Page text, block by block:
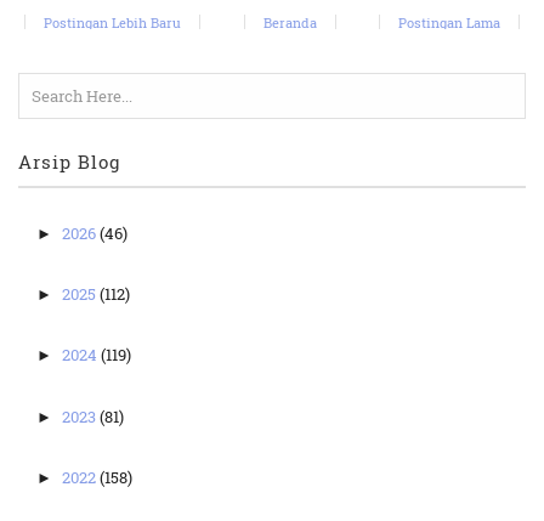
Postingan Lebih Baru Postingan Lama
Beranda
Arsip Blog
► 2026(46)
► 2025 (112)
► 2024 (119)
► 2023(81)
► 2022(158)